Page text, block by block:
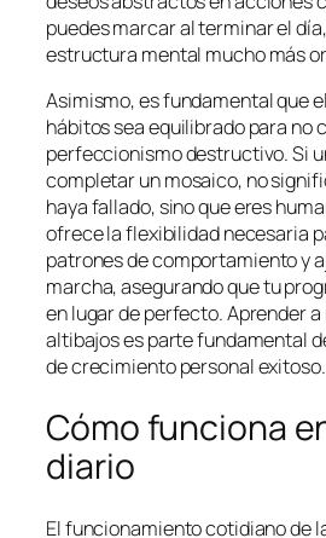
puedes marcar al terminar el
estructura mental mucho más
Asimismo, es fundamental que
hábitos sea equilibrado para no
perfeccionismo destructivo. Si
completar un mosaico, no
haya fallado, sino que eres
ofrece la flexibilidad necesaria
patrones de comportamiento y
marcha, asegurando que tu
en lugar de perfecto. Aprender
altibajos es parte fundamental
de crecimiento personal exitoso.
Cómo funciona
diario
El funcionamiento cotidiano de